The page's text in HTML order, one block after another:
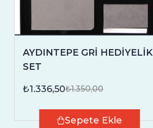
AYDINTEPE GRİ HEDİYELİK
SET
₺1.336,50₺1.350,00
Sepete Ekle